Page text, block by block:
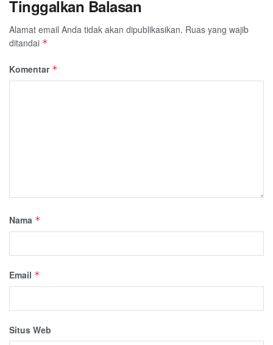
Tinggalkan Balasan
Alamat email Anda tidak akan dipublikasikan. Ruas yang wajib
ditandai *
Komentar *
Nama *
Email *
Situs Web